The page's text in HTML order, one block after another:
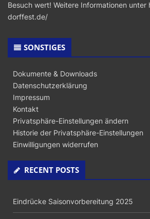
Besuch wert! Weitere Informationen unter
dorffest.de/
SONSTIGES
Dokumente & Downloads
Datenschutzerklärung
Impressum
Kontakt
Privatsphäre-Einstellungen ändern
Historie der Privatsphäre-Einstellungen
Einwilligungen widerrufen
RECENT POSTS
Eindrücke Saisonvorbereitung 2025